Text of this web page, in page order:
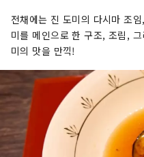
전채에는 진 도미의 다시마 조
미를 메인으로 한 구조, 조림,
미의 맛을 만끽!